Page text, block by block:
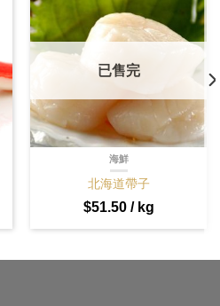
已售完
海鮮
北海道帶子
$51.50/ kg